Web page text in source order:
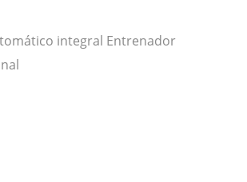
integral Entrenador